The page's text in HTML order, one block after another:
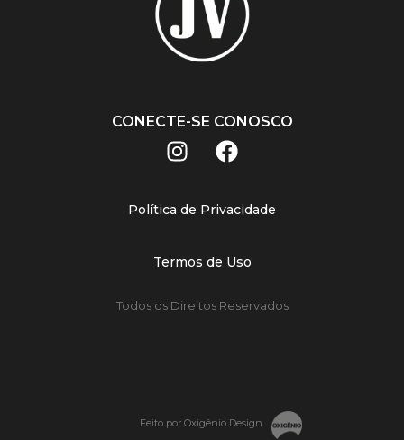
CONECTE-SE CONOSCO
Política de Privacidade
Termos de Uso
Todos os Direitos Reservados
Feito por Oxigênio Design